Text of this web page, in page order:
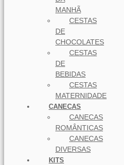
MANHÃ
CESTAS
DE
CHOCOLATES
CESTAS
DE
BEBIDAS
CESTAS
MATERNIDADE
CANECAS
CANECAS
ROMÂNTICAS
CANECAS
DIVERSAS
KITS